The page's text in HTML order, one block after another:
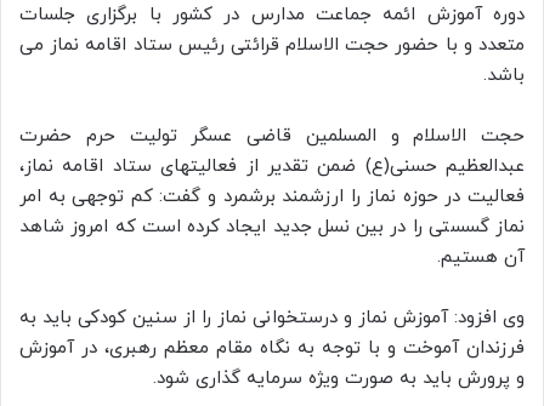
دوره آموزش ائمه جماعت مدارس در کشور با برگزاری جلسات
متعدد و با حضور حجت الاسلام قرائتی رئیس ستاد اقامه نماز می
باشد.
حجت الاسلام و المسلمین قاضی عسگر تولیت حرم حضرت
عبدالعظیم حسنی(ع) ضمن تقدیر از فعالیتهای ستاد اقامه نماز،
فعالیت در حوزه نماز را ارزشمند برشمرد و گفت: کم توجهی به امر
نماز گسستی را در بین نسل جدید ایجاد کرده است که امروز شاهد
آن هستیم.
وی افزود: آموزش نماز و درستخوانی نماز را از سنین کودکی باید به
فرزندان آموخت و با توجه به نگاه مقام معظم رهبری، در آموزش
و پرورش باید به صورت ویژه سرمایه گذاری شود.